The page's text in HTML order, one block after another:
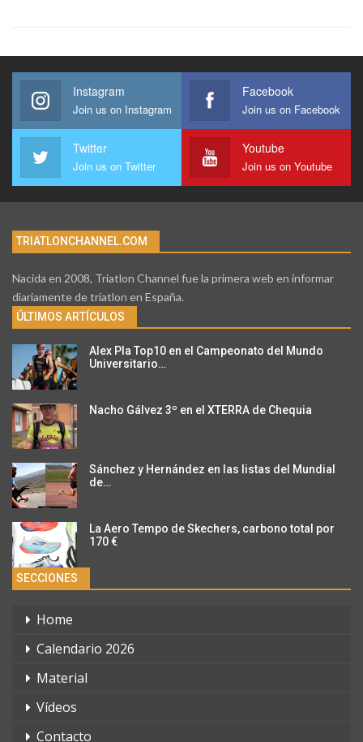
Instagram
Join us on Instagram
Facebook
Join us on Facebook
Twitter
Join us on Twitter
Youtube
Join us on Youtube
TRIATLONCHANNEL.COM
Nacida en 2008, Triatlon Channel fue la primera web en informar
diariamente de triatlon en España.
ÚLTIMOS ARTÍCULOS
Alex Pla Top10 en el Campeonato del Mundo
Universitario…
Nacho Gálvez 3º en el XTERRA de Chequia
Sánchez y Hernández en las listas del Mundial
de…
La Aero Tempo de Skechers, carbono total por
170 €
SECCIONES
Home
Calendario 2026
Material
Vídeos
Contacto